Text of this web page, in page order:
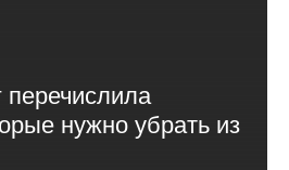
нужно убрать из